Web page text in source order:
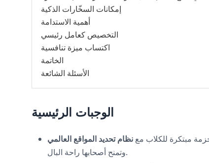
إمكانات السخّارات الذكية
أهمية الاستدامة
التخصيص كعامل رئيسي
اكتساب ميزة تنافسية
الخاتمة
الأسئلة الشائعة
الوجبات الرئيسية
مبتكرة للكلاب مع
وتمنح أصحابها راحة البال.